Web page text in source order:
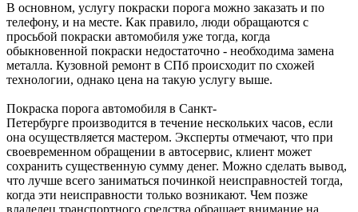
В основном, услугу покраски порога можно заказать и по
телефону, и на месте. Как правило, люди обращаются с
просьбой покраски автомобиля уже тогда, когда
обыкновенной покраски недостаточно - необходима замена
металла. Кузовной ремонт в СПб происходит по схожей
технологии, однако цена на такую услугу выше.
Покраска порога автомобиля в Санкт-
Петербурге производится в течение нескольких часов, если
она осуществляется мастером. Эксперты отмечают, что при
своевременном обращении в автосервис, клиент может
сохранить существенную сумму денег. Можно сделать вывод,
что лучше всего заниматься починкой неисправностей тогда,
когда эти неисправности только возникают. Чем позже